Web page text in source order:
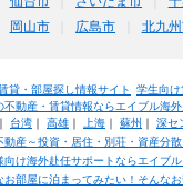
岡山市 広島市 北九
貸・部屋探し情報サイト 学生向け
不動産・賃貸情報ならエイブル海
台湾｜ 高雄｜ 上海｜ 蘇州 ｜ 深セ
動産～投資・居住・別荘・資産分
向け海外赴任サポートならエイブル
お部屋に泊まってみたい！そんな